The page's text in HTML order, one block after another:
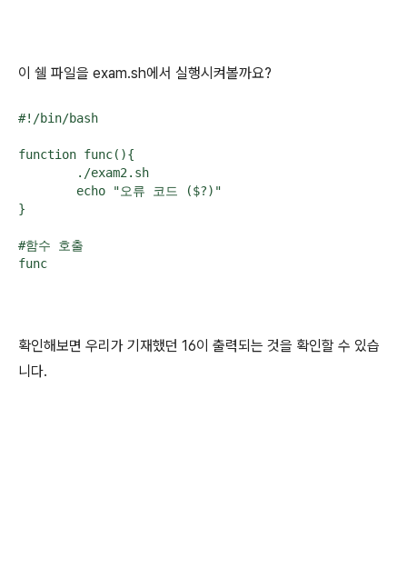
이 쉘 파일을 exam.sh에서 실행시켜볼까요?
#!/bin/bash
function func(){
        ./exam2.sh
        echo "오류 코드 ($?)"
}
#함수 호출
확인해보면 우리가 기재했던 16이 출력되는 것을 확인할 수 있습
니다.